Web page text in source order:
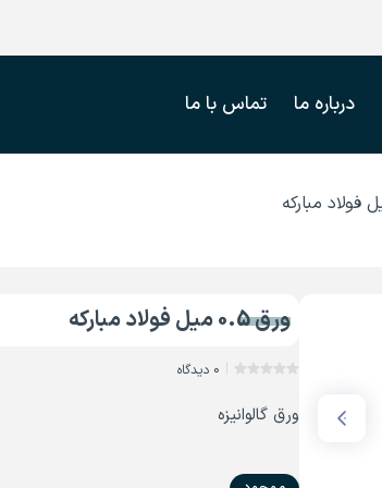
درباره ما تماس با ما
ورق 0.5 میل فولاد مبارکه
0 دیدگاه
ورق گالوانیزه